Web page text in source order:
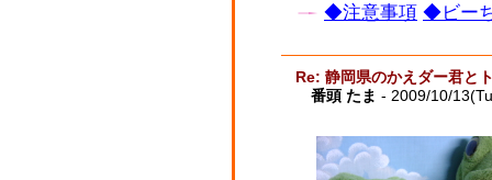
◆注意事項 ◆ビー
Re: 静岡県のかえダー君と
番頭 たま - 2009/10/